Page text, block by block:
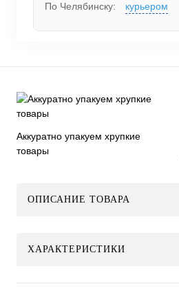
По Челябинску: курьером
Аккуратно упакуем хрупкие
товары
ОПИСАНИЕ ТОВАРА
ХАРАКТЕРИСТИКИ